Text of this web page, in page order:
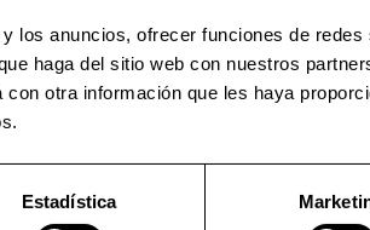
los anuncios, ofrecer funciones de redes
haga del sitio web con nuestros
otra información que les haya
Estadística
del software de su vehículo de
que es un producto creado para el
más pequeños y a los talleres
a sus clientes.